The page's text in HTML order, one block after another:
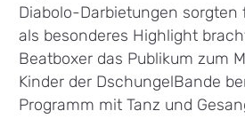
Diabolo-Darbietungen sorgten
als besonderes Highlight
Beatboxer das Publikum zum
Kinder der DschungelBande
Programm mit Tanz und